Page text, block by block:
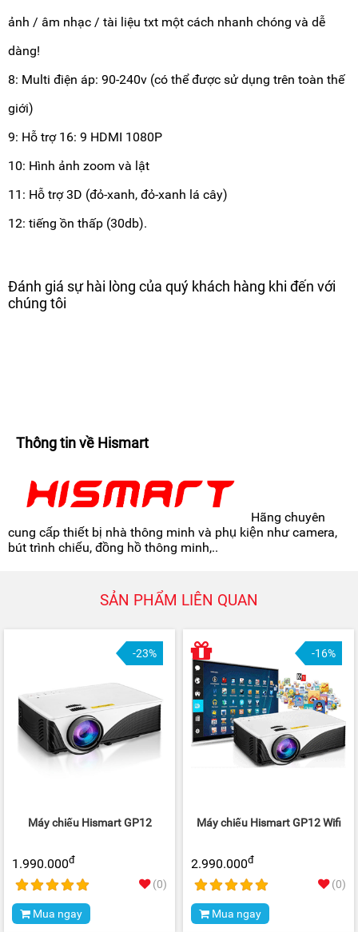
ảnh / âm nhạc / tài liệu txt một cách nhanh chóng và dễ
dàng!
8: Multi điện áp: 90-240v (có thể được sử dụng trên toàn thế
giới)
9: Hỗ trợ 16: 9 HDMI 1080P
10: Hình ảnh zoom và lật
11: Hỗ trợ 3D (đỏ-xanh, đỏ-xanh lá cây)
12: tiếng ồn thấp (30db).
Đánh giá sự hài lòng của quý khách hàng khi đến với
chúng tôi
Thông tin về Hismart
Hãng chuyên
cung cấp thiết bị nhà thông minh và phụ kiện như camera,
bút trình chiếu, đồng hồ thông minh,..
SẢN PHẨM LIÊN QUAN
-23%
Máy chiếu Hismart GP12
1.990.000đ
(0)
Mua ngay
-16%
Máy chiếu Hismart GP12 Wifi
2.990.000đ
(0)
Mua ngay